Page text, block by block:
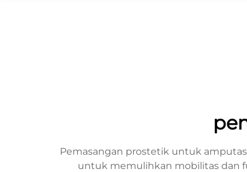
Pemasangan prostetik untuk
untuk memulihkan mobilitas dan